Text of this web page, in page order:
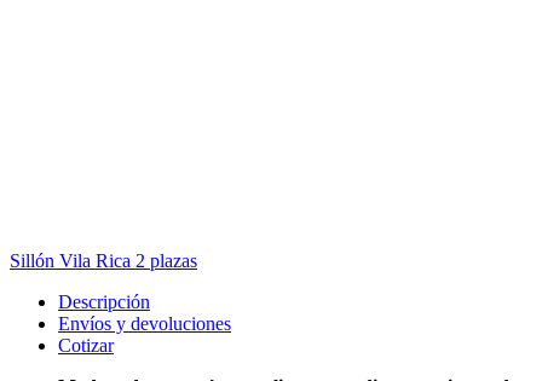
Sillón Vila Rica 2 plazas
Descripción
Envíos y devoluciones
Cotizar